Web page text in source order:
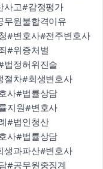
사고#감정평가
무원불합격이유
#변호사#전주변호사
#위증처벌
법정허위진술
절차#회생변호사
사#법률상담
지원#변호사
#법인청산
사#법률상담
생과파산#변호사
#공무원중징계